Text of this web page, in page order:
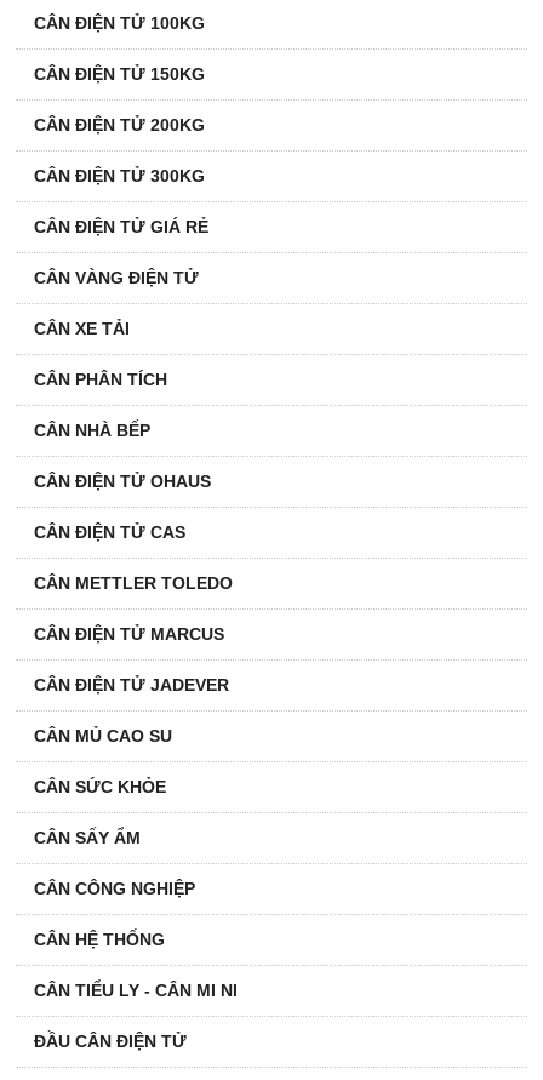
CÂN ĐIỆN TỬ 100KG
CÂN ĐIỆN TỬ 150KG
CÂN ĐIỆN TỬ 200KG
CÂN ĐIỆN TỬ 300KG
CÂN ĐIỆN TỬ GIÁ RẺ
CÂN VÀNG ĐIỆN TỬ
CÂN XE TẢI
CÂN PHÂN TÍCH
CÂN NHÀ BẾP
CÂN ĐIỆN TỬ OHAUS
CÂN ĐIỆN TỬ CAS
CÂN METTLER TOLEDO
CÂN ĐIỆN TỬ MARCUS
CÂN ĐIỆN TỬ JADEVER
CÂN MỦ CAO SU
CÂN SỨC KHỎE
CÂN SẤY ẨM
CÂN CÔNG NGHIỆP
CÂN HỆ THỐNG
CÂN TIỂU LY - CÂN MI NI
ĐẦU CÂN ĐIỆN TỬ